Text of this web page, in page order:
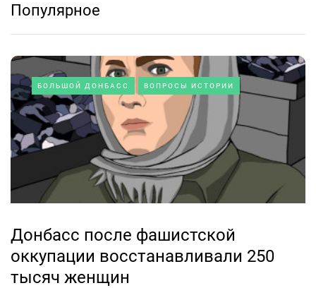
Популярное
БОЛЬШОЙ ДОНБАСС ВОПРОСЫ ИСТОРИИ
Донбасс после фашистской
оккупации восстанавливали 250
тысяч женщин